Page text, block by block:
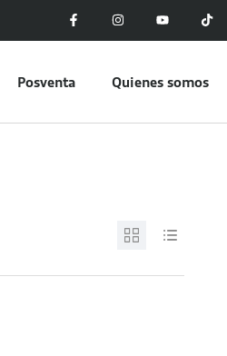
Posventa Quienes somos